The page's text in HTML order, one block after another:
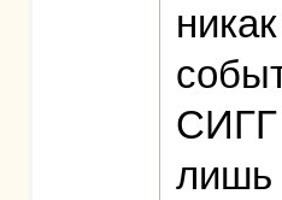
СИГГ
лишь